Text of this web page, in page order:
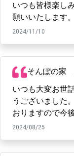
いつも皆様楽し
願いいたします。
2024/11/10
そんぽの家
いつも大変お世
うございました
おりますので今
2024/08/25